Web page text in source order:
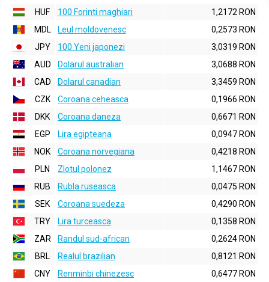
HUF
100 Forinti maghiari
1,2172 RON
MDL
Leul moldovenesc
0,2573 RON
JPY
100 Yeni japonezi
3,0319 RON
AUD
Dolarul australian
3,0688 RON
CAD
Dolarul canadian
3,3459 RON
CZK
Coroana ceheasca
0,1966 RON
DKK
Coroana daneza
0,6671 RON
EGP
Lira egipteana
0,0947 RON
NOK
Coroana norvegiana
0,4218 RON
PLN
Zlotul polonez
1,1467 RON
RUB
Rubla ruseasca
0,0475 RON
SEK
Coroana suedeza
0,4290 RON
TRY
Lira turceasca
0,1358 RON
ZAR
Randul sud-african
0,2624 RON
BRL
Realul brazilian
0,8121 RON
CNY
Renminbi chinezesc
0,6477 RON